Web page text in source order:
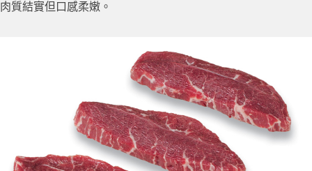
肉質結實但口感柔嫩。